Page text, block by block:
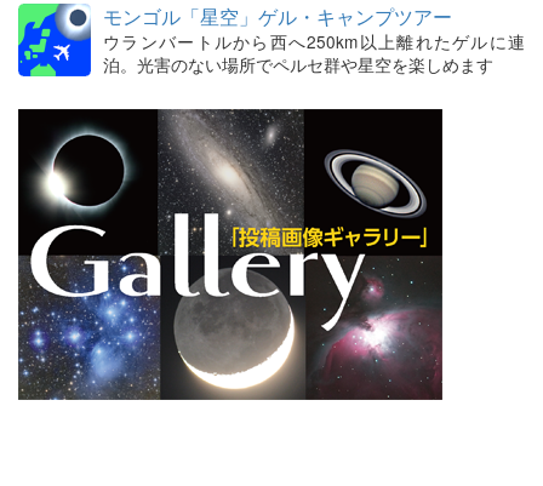
モンゴル「星空」ゲル・キャンプツアー
ウランバートルから西へ250km以上離れたゲルに連
泊。光害のない場所でペルセ群や星空を楽しめます